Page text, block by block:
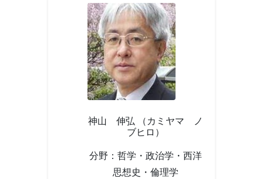
神山 伸弘 （カミヤマ ノ
ブヒロ）
分野：哲学・政治学・西洋
思想史・倫理学